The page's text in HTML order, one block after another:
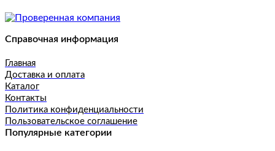
Справочная информация
Главная
Доставка и оплата
Каталог
Контакты
Политика конфиденциальности
Пользовательское соглашение
Популярные категории